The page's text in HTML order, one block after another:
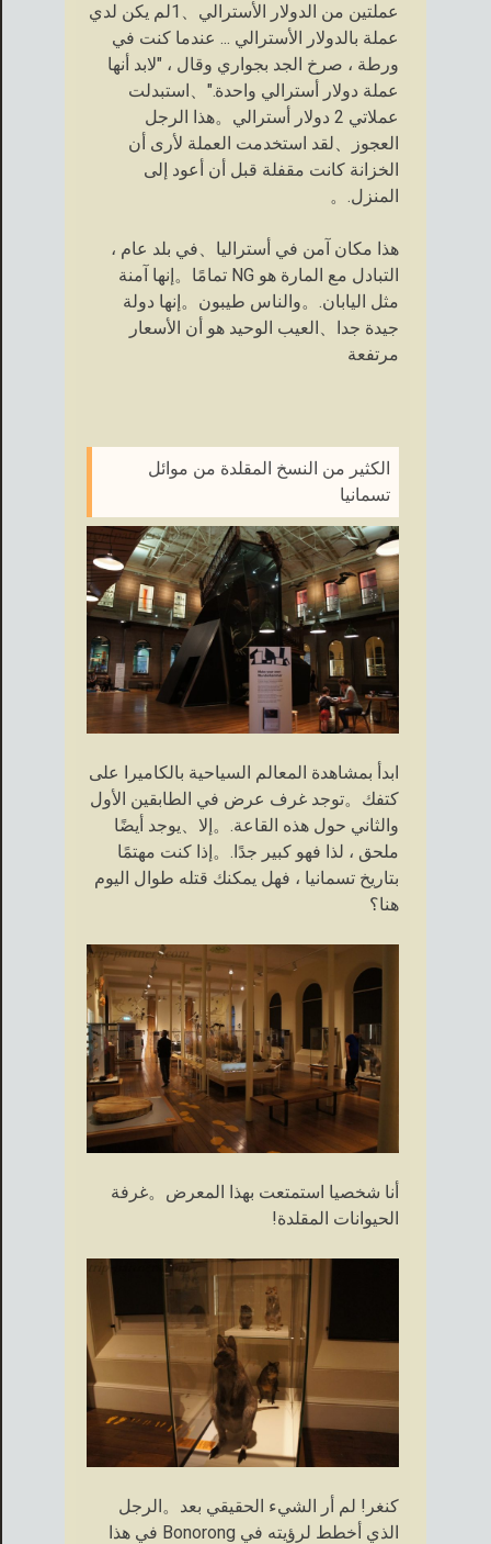
عملتين من الدولار الأسترالي、1لم يكن لدي
عملة بالدولار الأسترالي ... عندما كنت في
ورطة ، صرخ الجد بجواري وقال ، "لابد أنها
عملة دولار أسترالي واحدة."、استبدلت
عملاتي 2 دولار أسترالي。هذا الرجل
العجوز、لقد استخدمت العملة لأرى أن
الخزانة كانت مقفلة قبل أن أعود إلى
المنزل.。
هذا مكان آمن في أستراليا、في بلد عام ،
التبادل مع المارة هو NG تمامًا。إنها آمنة
مثل اليابان.。والناس طيبون。إنها دولة
جيدة جدا、العيب الوحيد هو أن الأسعار
مرتفعة
الكثير من النسخ المقلدة من موائل
تسمانيا
ابدأ بمشاهدة المعالم السياحية بالكاميرا على
كتفك。توجد غرف عرض في الطابقين الأول
والثاني حول هذه القاعة.。إلا、يوجد أيضًا
ملحق ، لذا فهو كبير جدًا.。إذا كنت مهتمًا
بتاريخ تسمانيا ، فهل يمكنك قتله طوال اليوم
هنا؟
أنا شخصيا استمتعت بهذا المعرض。غرفة
الحيوانات المقلدة!
كنغر! لم أر الشيء الحقيقي بعد。الرجل
الذي أخطط لرؤيته في Bonorong في هذا